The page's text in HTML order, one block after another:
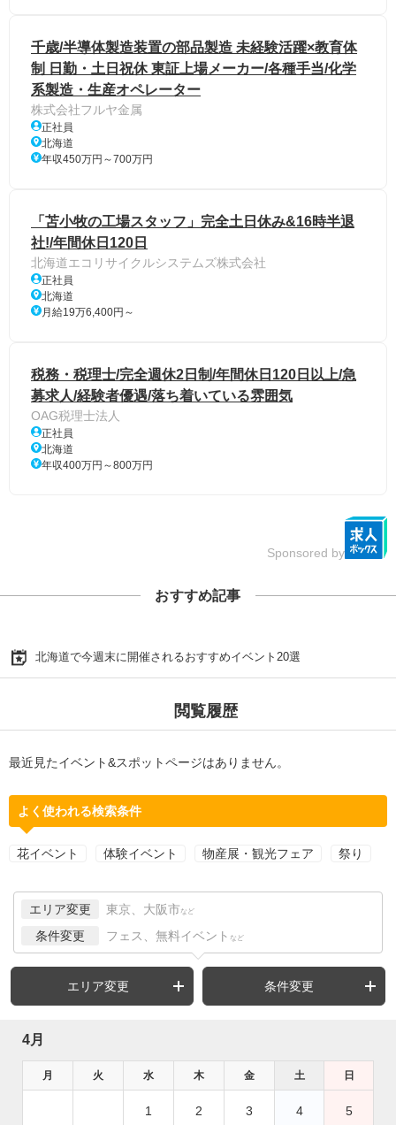
千歳/半導体製造装置の部品製造 未経験活躍×教育体
制 日勤・土日祝休 東証上場メーカー/各種手当/化学
系製造・生産オペレーター
株式会社フルヤ金属
正社員
北海道
年収450万円～700万円
「苫小牧の工場スタッフ」完全土日休み&16時半退
社!/年間休日120日
北海道エコリサイクルシステムズ株式会社
正社員
北海道
月給19万6,400円～
税務・税理士/完全週休2日制/年間休日120日以上/急
募求人/経験者優遇/落ち着いている雰囲気
OAG税理士法人
正社員
北海道
年収400万円～800万円
Sponsored by
おすすめ記事
北海道で今週末に開催されるおすすめイベント20選
閲覧履歴
最近見たイベント&スポットページはありません。
よく使われる検索条件
花イベント 体験イベント 物産展・観光フェア 祭り
エリア変更 東京、大阪市 など
条件変更 フェス、無料イベント など
エリア変更 条件変更
4月
月 火 水 木 金 土 日
1 2 3 4 5